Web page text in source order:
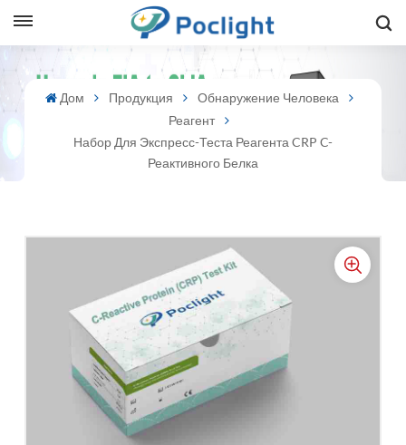
Дом Продукция
Обнаружение Человека
Реагент
Набор Для Экспресс-Теста Реагента CRP C-
Реактивного Белка